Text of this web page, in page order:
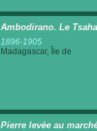
Ambodirano. Le
1896-1905
Madagascar, Île de
Pierre levée au